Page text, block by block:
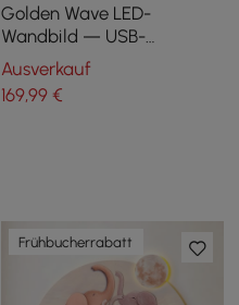
Golden Wave LED-
Wandbild — USB-
betrieben (1200 mm)
Ausverkauf
169,99€
Frühbucherrabatt